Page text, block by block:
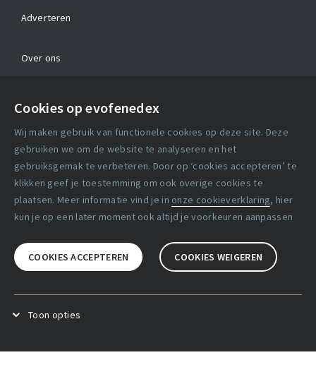
Cookies op evofenedex
Wij maken gebruik van functionele cookies op deze site. Deze
gebruiken we om de website te analyseren en het
gebruiksgemak te verbeteren. Door op ‘cookies accepteren’ te
klikken geef je toestemming om ook overige cookies te
plaatsen. Meer informatie vind je in onze cookieverklaring, hier
kun je op een later moment ook altijd je voorkeuren aanpassen
COOKIES ACCEPTEREN COOKIES WEIGEREN
Toon opties
Adverteren
Over ons
Algemene voorwaarden
Cookie verklaring
Copyright statement
Lidmaatschapsvoorwaarden
Disclaimer
Privacy verklaring